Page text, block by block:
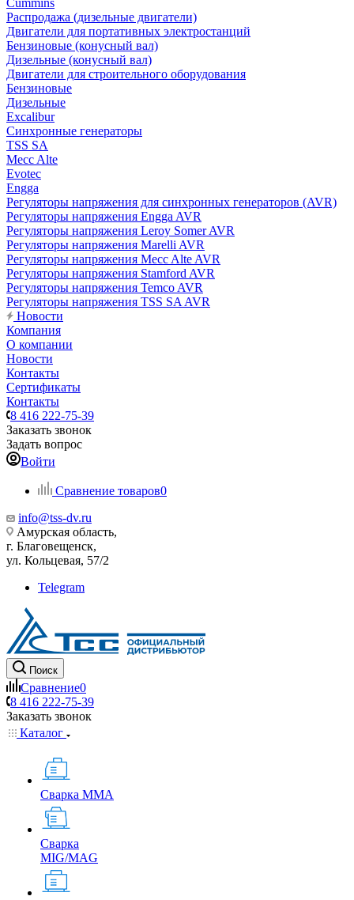
Cummins
Распродажа (дизельные двигатели)
Двигатели для портативных электростанций
Бензиновые (конусный вал)
Дизельные (конусный вал)
Двигатели для строительного оборудования
Бензиновые
Дизельные
Excalibur
Синхронные генераторы
TSS SA
Mecc Alte
Evotec
Engga
Регуляторы напряжения для синхронных генераторов (AVR)
Регуляторы напряжения Engga AVR
Регуляторы напряжения Leroy Somer AVR
Регуляторы напряжения Marelli AVR
Регуляторы напряжения Mecc Alte AVR
Регуляторы напряжения Stamford AVR
Регуляторы напряжения Temco AVR
Регуляторы напряжения TSS SA AVR
Новости
Компания
О компании
Новости
Контакты
Сертификаты
Контакты
8 416 222-75-39
Заказать звонок
Задать вопрос
Войти
Сравнение товаров0
info@tss-dv.ru
Амурская область,
г. Благовещенск,
ул. Кольцевая, 57/2
Telegram
Поиск
Сравнение0
8 416 222-75-39
Заказать звонок
Каталог
Сварка MMA
Сварка
MIG/MAG